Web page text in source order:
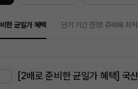
한 균일가 혜택 단기 기간 한정! 쥬베룩 최
[2배로 준비한 균일가 혜택] 국